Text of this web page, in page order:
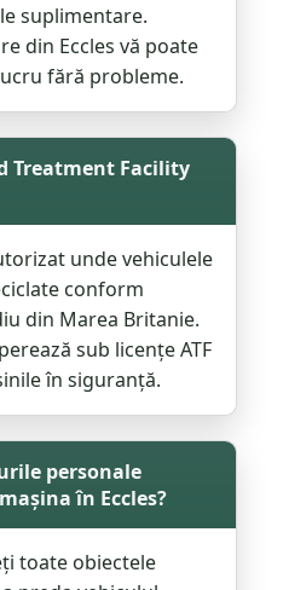
suplimentare.
din Eccles vă poate
fără probleme.
Treatment Facility
unde vehiculele
conform
din Marea Britanie.
sub licențe ATF
în siguranță.
personale
în Eccles?
toate obiectele